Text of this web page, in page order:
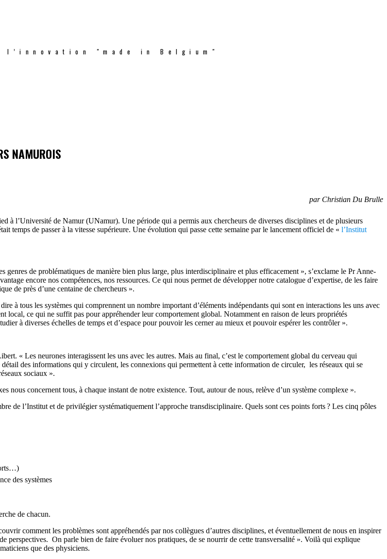
"made in Belgium"
NAMUROIS
par Christian Du Brulle
à l’Université de Namur (UNamur). Une période qui a permis aux chercheurs de diverses disciplines et de plusieurs
temps de passer à la vitesse supérieure. Une évolution qui passe cette semaine par le lancement officiel de « l’Institut
de problématiques de manière bien plus large, plus interdisciplinaire et plus efficacement », s’exclame le Pr Anne-
encore nos compétences, nos ressources. Ce qui nous permet de développer notre catalogue d’expertise, de les faire
de près d’une centaine de chercheurs ».
à tous les systèmes qui comprennent un nombre important d’éléments indépendants qui sont en interactions les uns avec
local, ce qui ne suffit pas pour appréhender leur comportement global. Notamment en raison de leurs propriétés
à diverses échelles de temps et d’espace pour pouvoir les cerner au mieux et pouvoir espérer les contrôler ».
« Les neurones interagissent les uns avec les autres. Mais au final, c’est le comportement global du cerveau qui
des informations qui y circulent, les connexions qui permettent à cette information de circuler, les réseaux qui se
sociaux ».
nous concernent tous, à chaque instant de notre existence. Tout, autour de nous, relève d’un système complexe ».
de l’Institut et de privilégier systématiquement l’approche transdisciplinaire. Quels sont ces points forts ? Les cinq pôles
des systèmes
de chacun.
comment les problèmes sont appréhendés par nos collègues d’autres disciplines, et éventuellement de nous en inspirer
perspectives. On parle bien de faire évoluer nos pratiques, de se nourrir de cette transversalité ». Voilà qui explique
que des physiciens.